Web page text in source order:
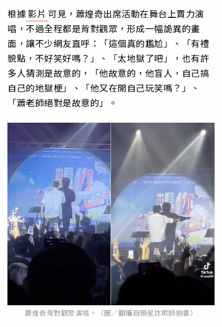
根據影片 可見，蕭煌奇出席活動在舞台上賣力演
唱，不過全程都是背對觀眾，形成一幅詭異的畫
面，讓不少網友直呼：「這個真的尷尬」、「有禮
貌點，不好笑好嗎？」、「太地獄了吧」，也有許
多人猜測是故意的，「他故意的，他盲人，自己搞
自己的地獄梗」、「他又在開自己玩笑嗎？」、
「蕭老師絕對是故意的」。
蕭煌奇背對觀眾演唱。（圖／翻攝自殞星詐欺師臉書）